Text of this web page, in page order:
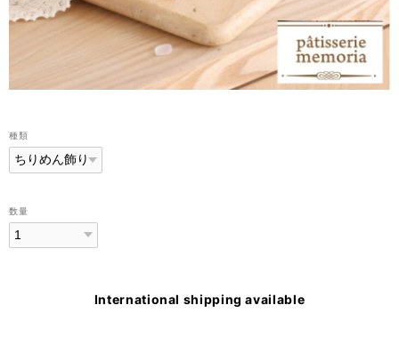
種類
数量
International shipping available